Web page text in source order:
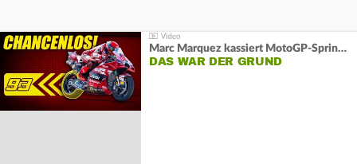
Marc Marquez kassiert MotoGP-Sprint-Schlappe:
DAS WAR DER GRUND